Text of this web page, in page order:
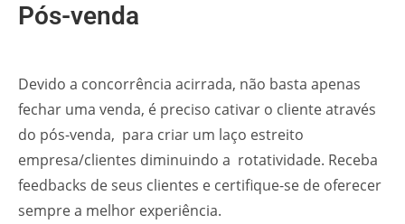
Pós-venda
Devido a concorrência acirrada, não basta apenas
fechar uma venda, é preciso cativar o cliente através
do pós-venda, para criar um laço estreito
empresa/clientes diminuindo a rotatividade. Receba
feedbacks de seus clientes e certifique-se de oferecer
sempre a melhor experiência.